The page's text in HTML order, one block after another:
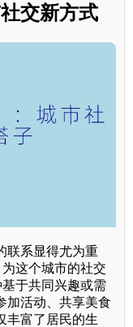
交新方式
联系显得尤为重
这个城市的社交
于共同兴趣或需
加活动、共享美食
丰富了居民的生